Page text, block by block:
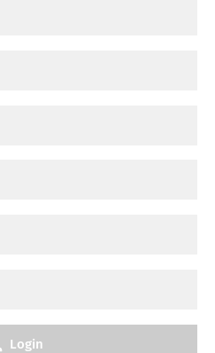
Login